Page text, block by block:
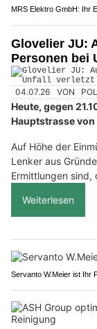
MRS Elektro GmbH: Ihr
Glovelier JU:
Personen bei
04.07.26 VON
Heute, gegen
Hauptstrasse
Auf Höhe der
Lenker aus
Ermittlungen sind,
Weiterlesen
Servanto W.Meier ist Ihr